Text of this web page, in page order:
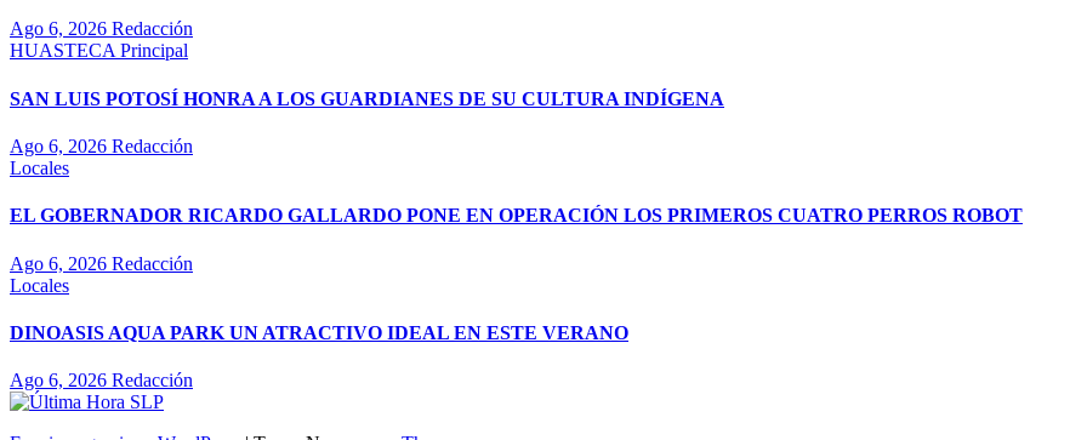
Ago 6, 2026 Redacción
HUASTECAPrincipal
SAN LUIS POTOSÍ HONRA A LOS GUARDIANES DE SU CULTURA INDÍGENA
Ago 6, 2026 Redacción
Locales
EL GOBERNADOR RICARDO GALLARDO PONE EN OPERACIÓN LOS PRIMEROS CUATRO PERROS ROBOT
Ago 6, 2026 Redacción
Locales
DINOASIS AQUA PARK UN ATRACTIVO IDEAL EN ESTE VERANO
Ago 6, 2026 Redacción